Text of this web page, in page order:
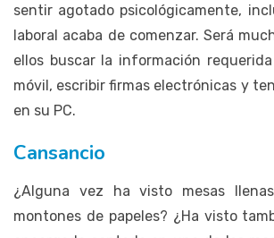
sentir agotado psicológicamente,
laboral acaba de comenzar. Será
ellos buscar la información
móvil, escribir firmas electrónicas y
en su PC.
Cansancio
¿Alguna vez ha visto mesas
montones de papeles? ¿Ha visto